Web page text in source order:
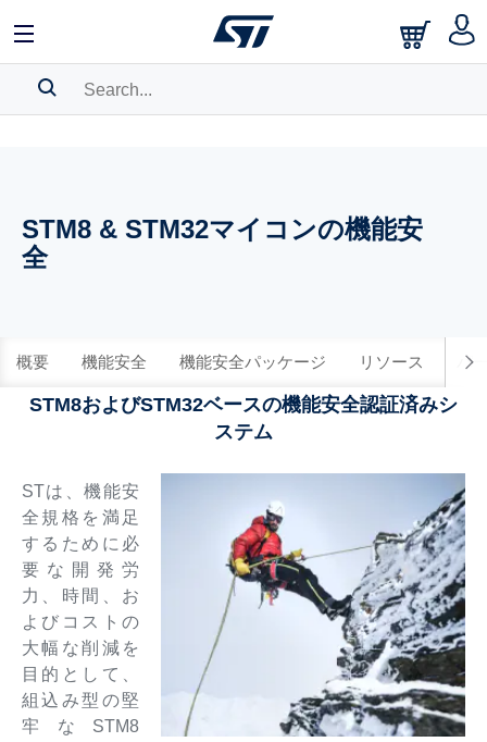
Pleaselog in to show your saved searches.
STM8 & STM32マイコンの機能安
全
概要 機能安全 機能安全パッケージ リソース パ
STM8およびSTM32ベースの機能安全認証済みシ
ステム
STは、機能安
全規格を満足
するために必
要な開発労
力、時間、お
よびコストの
大幅な削減を
目的として、
組込み型の堅
牢なSTM8